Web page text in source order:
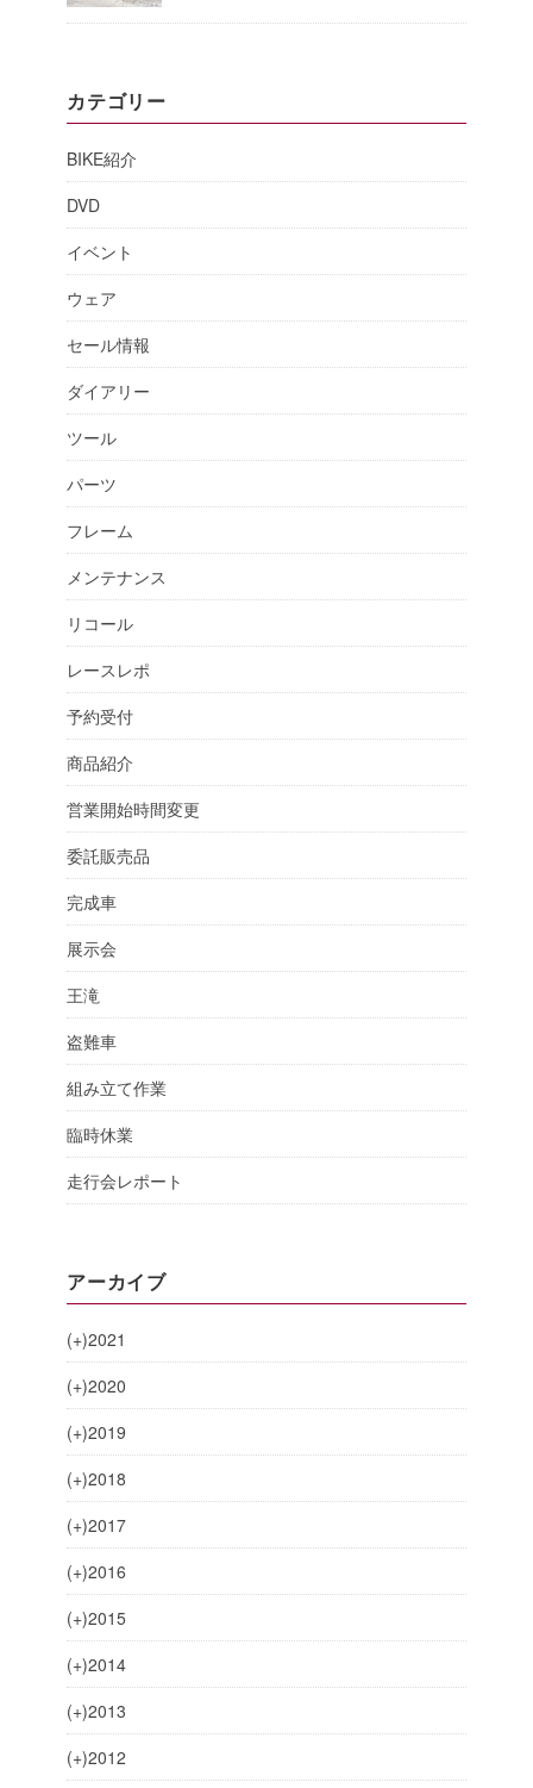
カテゴリー
BIKE紹介
DVD
イベント
ウェア
セール情報
ダイアリー
ツール
パーツ
フレーム
メンテナンス
リコール
レースレポ
予約受付
商品紹介
営業開始時間変更
委託販売品
完成車
展示会
王滝
盗難車
組み立て作業
臨時休業
走行会レポート
アーカイブ
(+)2021
(+)2020
(+)2019
(+)2018
(+)2017
(+)2016
(+)2015
(+)2014
(+)2013
(+)2012